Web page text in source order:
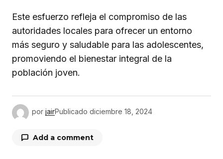
Este esfuerzo refleja el compromiso de las
autoridades locales para ofrecer un entorno
más seguro y saludable para las adolescentes,
promoviendo el bienestar integral de la
población joven.
por jairPublicado diciembre 18, 2024
Add a comment